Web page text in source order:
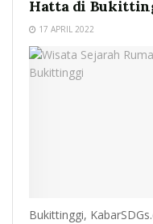
Hatta di
17 APRIL 2022
Bukittinggi,